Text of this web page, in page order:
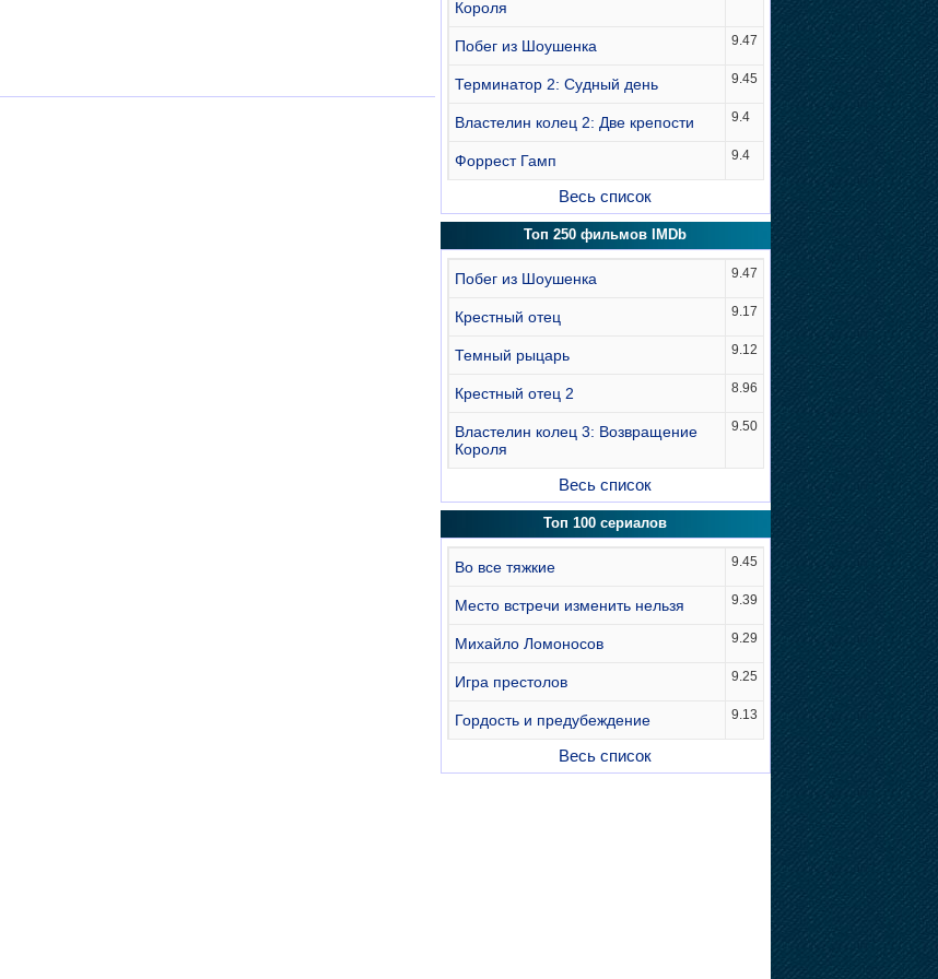
Короля
Побег из Шоушенка 9.47
Терминатор 2: Судный день 9.45
Властелин колец 2: Две крепости 9.4
Форрест Гамп 9.4
Весь список
Топ 250 фильмов IMDb
Побег из Шоушенка 9.47
Крестный отец 9.17
Темный рыцарь 9.12
Крестный отец 2 8.96
Властелин колец 3: Возвращение
Короля
9.50
Весь список
Топ 100 сериалов
Во все тяжкие 9.45
Место встречи изменить нельзя 9.39
Михайло Ломоносов 9.29
Игра престолов 9.25
Гордость и предубеждение 9.13
Весь список